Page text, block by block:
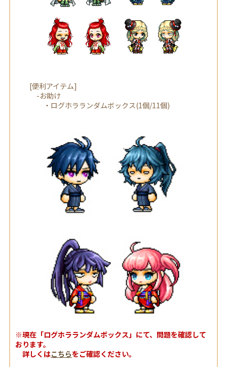
[便利アイテム]
-お助け
・ログホラランダムボックス(1個/11個)
※現在「ログホラランダムボックス」にて、問題を確認して
おります。
詳しくはこちらをご確認ください。